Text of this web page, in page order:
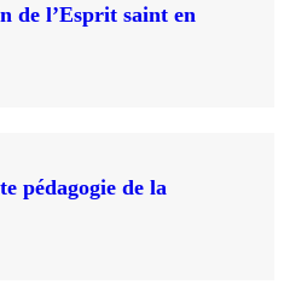
de l’Esprit saint en
pédagogie de la